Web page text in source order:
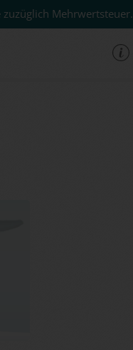
Mehrwertsteuer.